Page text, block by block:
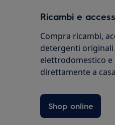
Ricambi e
Compra ricambi,
detergenti
elettrodomestico e
direttamente a
Shop online